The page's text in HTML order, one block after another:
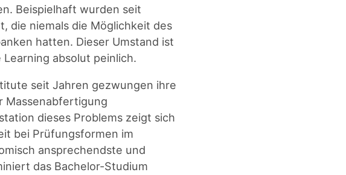
Beispielhaft wurden seit
die niemals die Möglichkeit des
hatten. Dieser Umstand ist
absolut peinlich.
seit Jahren gezwungen ihre
Massenabfertigung
dieses Problems zeigt sich
bei Prüfungsformen im
ansprechendste und
das Bachelor-Studium